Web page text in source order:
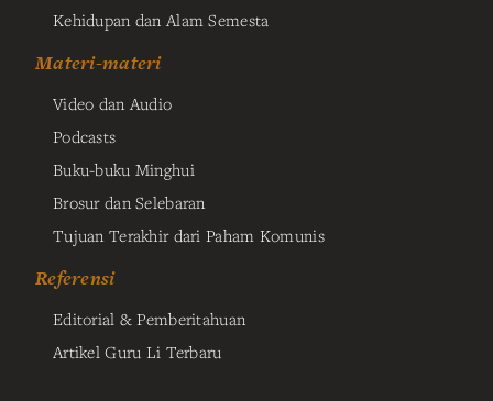
Kehidupan dan Alam Semesta
Materi-materi
Video dan Audio
Podcasts
Buku-buku Minghui
Brosur dan Selebaran
Tujuan Terakhir dari Paham Komunis
Referensi
Editorial & Pemberitahuan
Artikel Guru Li Terbaru